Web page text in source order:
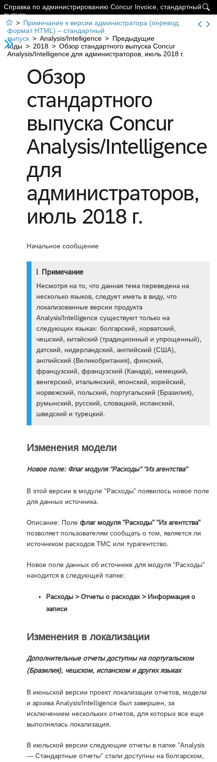

Справка по администрированию Concur Invoice, стандартный
выпуск
 > Примечание к версии администратора (перевод,
формат HTML) – стандартный
выпуск > Analysis/Intelligence > Предыдущие
годы > 2018 > Обзор стандартного выпуска Concur
Analysis/Intelligence для администраторов, июль 2018 г.
Обзор
стандартного
выпуска Concur
Analysis/Intelligence
для
администраторов,
июль 2018 г.
Начальное сообщение
Примечание
Несмотря на то, что данная тема переведена на
несколько языков, следует иметь в виду, что
локализованные версии продукта
Analysis/Intelligence существуют только на
следующих языках: болгарский, хорватский,
чешский, китайский (традиционный и упрощенный),
датский, нидерландский, английский (США),
английский (Великобритания), финский,
французский, французский (Канада), немецкий,
венгерский, итальянский, японский, корейский,
норвежский, польский, португальский (Бразилия),
румынский, русский, словацкий, испанский,
шведский и турецкий.
Изменения модели
Новое поле: Флаг модуля "Расходы" "Из агентства"
В этой версии в модуле "Расходы" появилось новое поле
для данных источника.
Описание: Поле флаг модуля "Расходы" "Из агентства"
позволяет пользователям сообщать о том, является ли
источником расходов TMC или турагентство.
Новое поле данных об источнике для модуля "Расходы"
находится в следующей папке:
Расходы > Отчеты о расходах > Информация о
записи
Изменения в локализации
Дополнительные отчеты доступны на португальском
(Бразилия), чешском, испанском и других языках
В июньской версии проект локализации отчетов, модели
и архива Analysis/Intelligence был завершен, за
исключением нескольких отчетов, для которых все еще
выполнялась локализация.
В июльской версии следующие отчеты в папке "Analysis
— Стандартные отчеты" стали доступны на болгарском,